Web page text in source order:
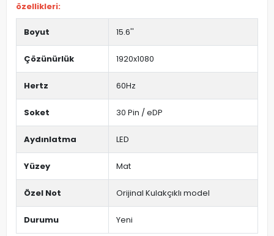
özellikleri:
Boyut 15.6''
Çözünürlük 1920x1080
Hertz 60Hz
Soket 30 Pin / eDP
Aydınlatma LED
Yüzey Mat
Özel Not Orijinal Kulakçıklı model
Durumu Yeni